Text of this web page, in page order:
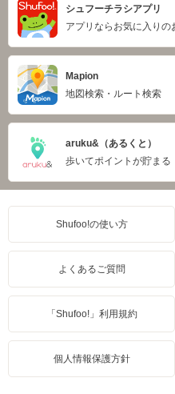
シュフーチラシアプリ
アプリならお気に入りの
Mapion
地図検索・ルート検索
aruku&（あるくと）
歩いてポイントが貯まる
Shufoo!の使い方
よくあるご質問
「Shufoo!」利用規約
個人情報保護方針